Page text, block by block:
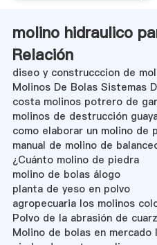
molino hidraulico
Relación
diseo y construcccion de
Molinos De Bolas Sistemas
costa molinos potrero de
molinos de destrucción
como elaborar un molino de
manual de molino de
¿Cuánto molino de piedra
molino de bolas álogo
planta de yeso en polvo
agropecuaria los molinos
Polvo de la abrasión de
Molino de bolas en mercado